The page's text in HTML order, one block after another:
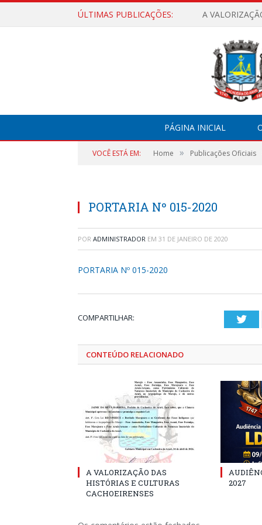
ÚLTIMAS PUBLICAÇÕES: A
PÁGINA INICIAL
VOCÊ ESTÁ EM: Home » Publicações Oficiais
PORTARIA Nº 015-2020
POR ADMINISTRADOR EM 31 DE JANEIRO DE 2020
PORTARIA Nº 015-2020
COMPARTILHAR:
CONTEÚDO RELACIONADO
A VALORIZAÇÃO DAS
HISTÓRIAS E CULTURAS
CACHOEIRENSES
2027